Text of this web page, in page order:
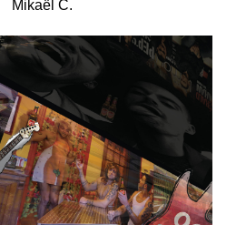
Mikaël C.